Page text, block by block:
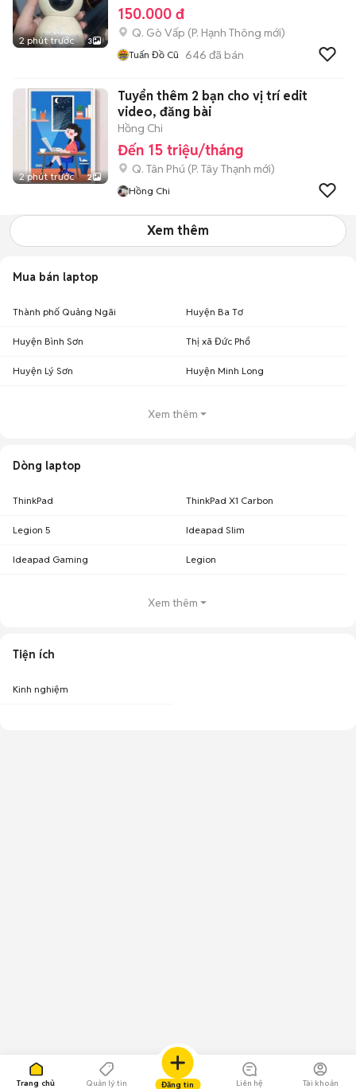
Trang chủ Quản lý tin Đăng tin Liên hệ Tài khoản
2 phút trước 3
150.000 đ
Q. Gò Vấp (P. Hạnh Thông mới)
Tuấn Đồ Cũ 646 đã bán
2 phút trước 2
Tuyển thêm 2 bạn cho vị trí edit
video, đăng bài
Hồng Chi
Đến 15 triệu/tháng
Q. Tân Phú (P. Tây Thạnh mới)
Hồng Chi
Xem thêm
Mua bán laptop
Thành phố Quảng Ngãi Huyện Ba Tơ
Huyện Bình Sơn Thị xã Đức Phổ
Huyện Lý Sơn Huyện Minh Long
Xem thêm
Dòng laptop
ThinkPad ThinkPad X1 Carbon
Legion 5 Ideapad Slim
Ideapad Gaming Legion
Xem thêm
Tiện ích
Kinh nghiệm